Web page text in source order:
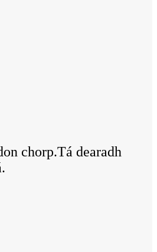
chorp.Tá dearadh